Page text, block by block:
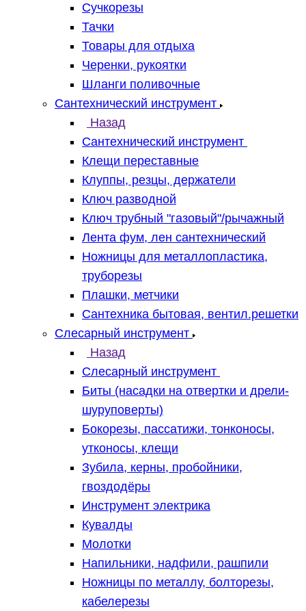
Сучкорезы
Тачки
Товары для отдыха
Черенки, рукоятки
Шланги поливочные
Сантехнический инструмент
Назад
Сантехнический инструмент
Клещи переставные
Клуппы, резцы, держатели
Ключ разводной
Ключ трубный "газовый"/рычажный
Лента фум, лен сантехнический
Ножницы для металлопластика,
труборезы
Плашки, метчики
Сантехника бытовая, вентил.решетки
Слесарный инструмент
Назад
Слесарный инструмент
Биты (насадки на отвертки и дрели-
шуруповерты)
Бокорезы, пассатижи, тонконосы,
утконосы, клещи
Зубила, керны, пробойники,
гвоздодёры
Инструмент электрика
Кувалды
Молотки
Напильники, надфили, рашпили
Ножницы по металлу, болторезы,
кабелерезы